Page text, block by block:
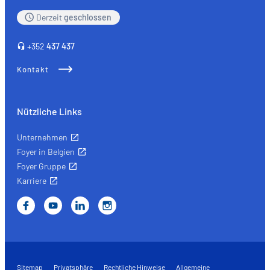
hébergé sur un site externe.
Derzeitgeschlossen
+352 437 437
Kontakt
Nützliche Links
Unternehmen
Foyer in Belgien
Foyer Gruppe
Karriere
Sitemap Privatsphäre Rechtliche Hinweise Allgemeine